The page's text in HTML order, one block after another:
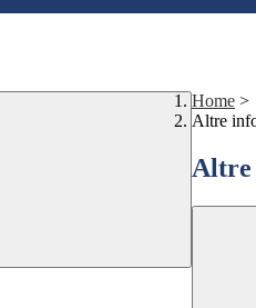
Home >
Altre
Altre